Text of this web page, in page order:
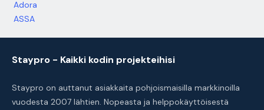
Adora
ASSA
Staypro - Kaikki kodin projekteihisi
Staypro on auttanut asiakkaita pohjoismaisilla markkinoilla
vuodesta 2007 lähtien. Nopeasta ja helppokäyttöisestä